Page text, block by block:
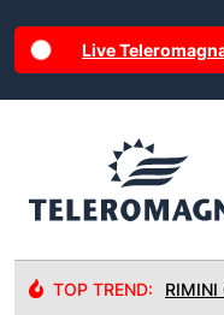
Live
TOP TREND: RIMINI